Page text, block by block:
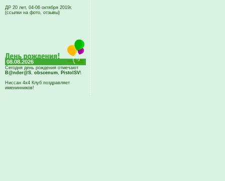
ДР 20 лет, 04-06 октября 2019г.
(ссылки на фото, отзывы)
08.08.2026
Сегодня день рождения отмечают
B@nder@S, obscenum, PistolSV!
Ниссан 4х4 Клуб поздравляет
именинников!